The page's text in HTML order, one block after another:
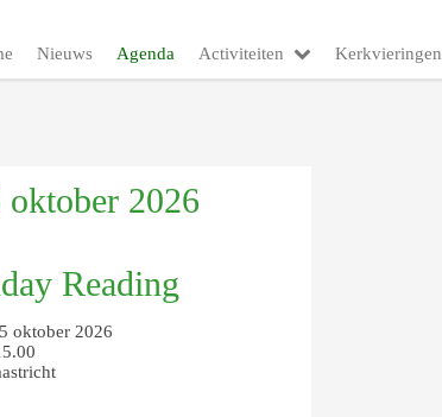
Nieuws Agenda Activiteiten Kerkvieringen
oktober 2026
Reading
oktober 2026